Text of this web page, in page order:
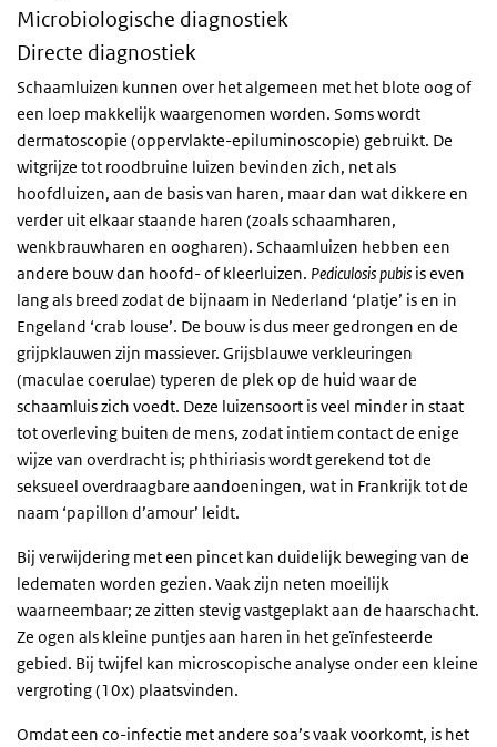
Microbiologische diagnostiek
Directe diagnostiek
Schaamluizen kunnen over het algemeen met het blote oog of
een loep makkelijk waargenomen worden. Soms wordt
dermatoscopie (oppervlakte-epiluminoscopie) gebruikt. De
witgrijze tot roodbruine luizen bevinden zich, net als
hoofdluizen, aan de basis van haren, maar dan wat dikkere en
verder uit elkaar staande haren (zoals schaamharen,
wenkbrauwharen en oogharen). Schaamluizen hebben een
andere bouw dan hoofd- of kleerluizen. Pediculosis pubis is even
lang als breed zodat de bijnaam in Nederland ‘platje’ is en in
Engeland ‘crab louse’. De bouw is dus meer gedrongen en de
grijpklauwen zijn massiever. Grijsblauwe verkleuringen
(maculae coerulae) typeren de plek op de huid waar de
schaamluis zich voedt. Deze luizensoort is veel minder in staat
tot overleving buiten de mens, zodat intiem contact de enige
wijze van overdracht is; phthiriasis wordt gerekend tot de
seksueel overdraagbare aandoeningen, wat in Frankrijk tot de
naam ‘papillon d’amour’ leidt.
Bij verwijdering met een pincet kan duidelijk beweging van de
ledematen worden gezien. Vaak zijn neten moeilijk
waarneembaar; ze zitten stevig vastgeplakt aan de haarschacht.
Ze ogen als kleine puntjes aan haren in het geïnfesteerde
gebied. Bij twijfel kan microscopische analyse onder een kleine
vergroting (10x) plaatsvinden.
Omdat een co-infectie met andere soa’s vaak voorkomt, is het